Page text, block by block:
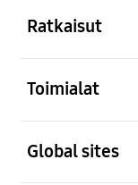
Ratkaisut
Toimialat
Global sites